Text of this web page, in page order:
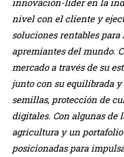
nivel con el cliente y
soluciones rentables para
apremiantes del mundo.
mercado a través de su
junto con su equilibrada
semillas, protección de
digitales. Con algunas de
agricultura y un
posicionadas para